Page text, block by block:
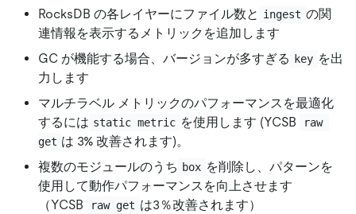
RocksDB の各レイヤーにファイル数と ingest の関
連情報を表示するメトリックを追加します
GC が機能する場合、バージョンが多すぎる
key を出
力します
マルチラベル メトリックのパフォーマンスを最適化
するには static metric を使用します (YCSB
raw
get は 3% 改善されます)。
複数のモジュールのうち box を削除し、パターンを
使用して動作パフォーマンスを向上させます
（YCSB
raw get は3％改善されます）